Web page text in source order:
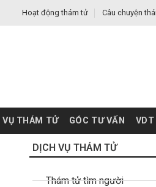
Hoạt động thám tử Câu chuyện
VỤ THÁM TỬ GÓC TƯ VẤN VDT
DỊCH VỤ THÁM TỬ
Thám tử tìm người